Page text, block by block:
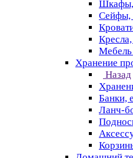
Шкафы,
Сейфы,
Кресла,
Мебель
Хранение
Назад
Банки,
Ланч-